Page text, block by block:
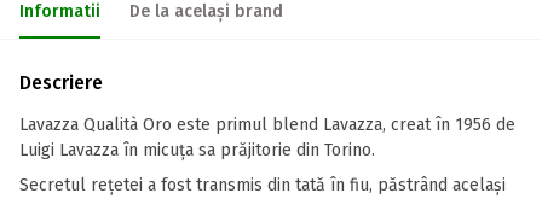
Informatii De la același brand
Descriere
Lavazza Qualità Oro este primul blend Lavazza, creat în 1956 de
Luigi Lavazza în micuța sa prăjitorie din Torino.
Secretul rețetei a fost transmis din tată în fiu, păstrând același